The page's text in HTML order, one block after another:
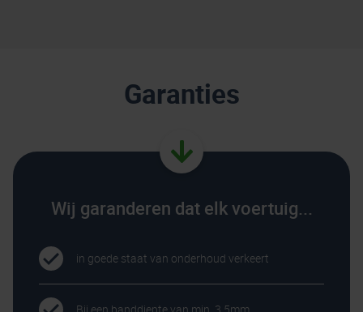
Garanties
Wij garanderen dat elk voertuig...
in goede staat van onderhoud verkeert